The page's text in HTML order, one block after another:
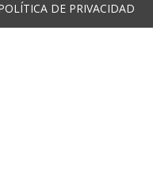
DE PRIVACIDAD